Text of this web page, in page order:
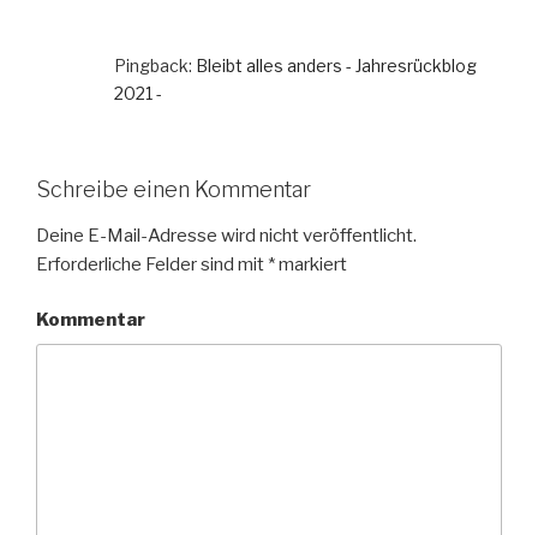
Pingback: Bleibt alles anders - Jahresrückblog
2021 -
Schreibe einen Kommentar
Deine E-Mail-Adresse wird nicht veröffentlicht.
Erforderliche Felder sind mit *markiert
Kommentar